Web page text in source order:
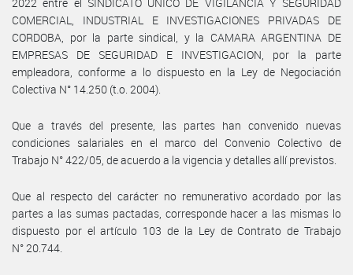
COMERCIAL, INDUSTRIAL E INVESTIGACIONES PRIVADAS DE
CORDOBA, por la parte sindical, y la CAMARA ARGENTINA DE
EMPRESAS DE SEGURIDAD E INVESTIGACION, por la parte
empleadora, conforme a lo dispuesto en la Ley de Negociación
Colectiva N° 14.250 (t.o. 2004).
Que a través del presente, las partes han convenido nuevas
condiciones salariales en el marco del Convenio Colectivo de
Trabajo N° 422/05, de acuerdo a la vigencia y detalles allí previstos.
Que al respecto del carácter no remunerativo acordado por las
partes a las sumas pactadas, corresponde hacer a las mismas lo
dispuesto por el artículo 103 de la Ley de Contrato de Trabajo
N° 20.744.